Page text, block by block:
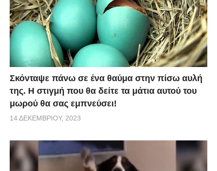
Σκόνταψε πάνω σε ένα θαύμα στην πίσω αυλή
της. Η στιγμή που θα δείτε τα μάτια αυτού του
μωρού θα σας εμπνεύσει!
14 ΔΕΚΕΜΒΡΊΟΥ, 2023